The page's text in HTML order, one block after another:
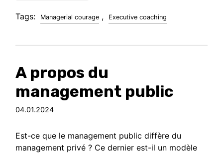
Tags: Managerial courage , Executive coaching
A propos du
management public
04.01.2024
Est-ce que le management public diffère du
management privé ? Ce dernier est-il un modèle